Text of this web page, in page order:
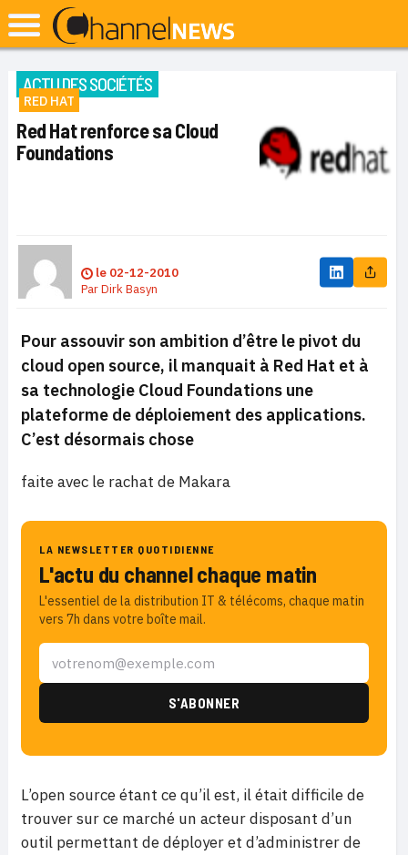
ACTU DES SOCIÉTÉS
RED HAT
Red Hat renforce sa Cloud
Foundations
le 02-12-2010
ParDirk Basyn
Pour assouvir son ambition d’être le pivot du
cloud open source, il manquait à Red Hat et à
sa technologie Cloud Foundations une
plateforme de déploiement des applications.
C’est désormais chose
faite avec le rachat de Makara
LA NEWSLETTER QUOTIDIENNE
L'actu du channel chaque matin
L'essentiel de la distribution IT & télécoms, chaque matin
vers 7h dans votre boîte mail.
L’open source étant ce qu’il est, il était difficile de
trouver sur ce marché un acteur disposant d’un
outil permettant de déployer et d’administrer de